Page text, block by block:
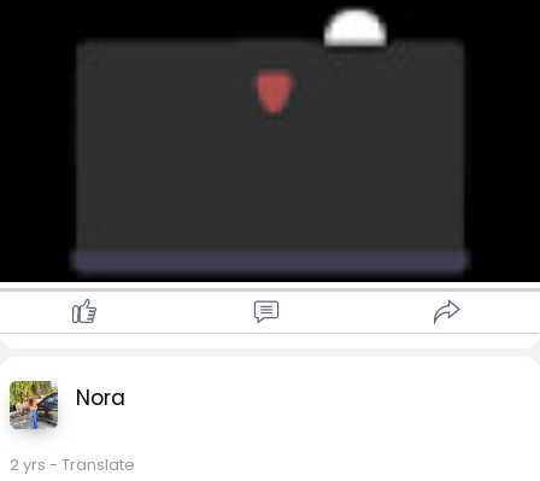
Nora
2 yrs - Translate